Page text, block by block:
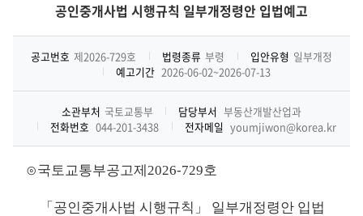
공인중개사법 시행규칙 일부개정령안 입법예고
공고번호 제2026-729호 법령종류 부령 입안유형 일부개정
예고기간 2026-06-02~2026-07-13
소관부처 국토교통부 담당부서 부동산개발산업과
전화번호 044-201-3438 전자메일 youmjiwon@korea.kr
⊙국토교통부공고제2026-729호
「공인중개사법 시행규칙」 일부개정령안 입법